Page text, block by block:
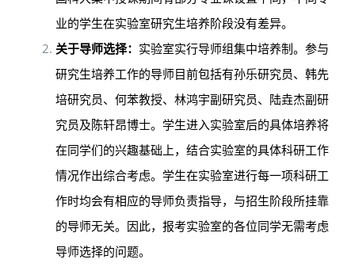
业的学生在实验室研究生培养阶段没有差异。
关于导师选择： 实验室实行导师组集中培养制。参与
研究生培养工作的导师目前包括有孙乐研究员、韩先
培研究员、何苯教授、 林鸿宇副研究员、陆垚杰副研
究员及陈轩昂博士。 学生进入实验室后的具体培养将
在同学们的兴趣基础上，结合实验室的具体科研工作
情况作出综合考虑。学生在实验室进行每一项科研工
作时均会有相应的导师负责指导，与招生阶段所挂靠
的导师无关。因此，报考实验室的各位同学无需考虑
导师选择的问题。